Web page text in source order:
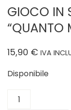
GIOCO IN
“QUANTO
15,90 € IVA
Disponibile
GIOCO